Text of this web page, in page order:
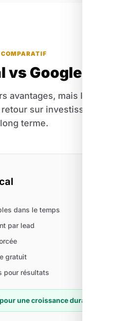
COMPARATIF
vs Google Ads
avantages, mais l'un offre
sur investissement à
long terme.
dans le temps
par lead
gratuit
pour résultats
une croissance durable